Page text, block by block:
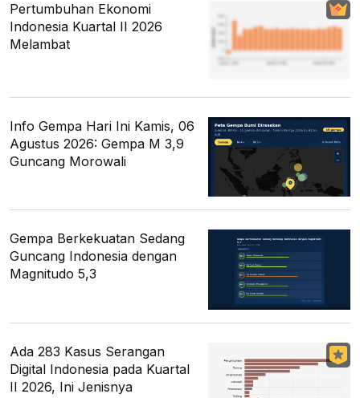
Pertumbuhan Ekonomi
Indonesia Kuartal II 2026
Melambat
Info Gempa Hari Ini Kamis, 06
Agustus 2026: Gempa M 3,9
Guncang Morowali
Gempa Berkekuatan Sedang
Guncang Indonesia dengan
Magnitudo 5,3
Ada 283 Kasus Serangan
Digital Indonesia pada Kuartal
II 2026, Ini Jenisnya